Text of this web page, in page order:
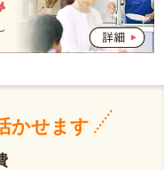
かせます